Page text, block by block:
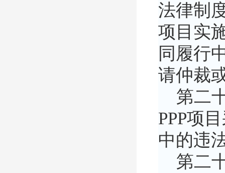
法律制
项目实
同履行
请仲裁
第二
PPP项
中的违
第二